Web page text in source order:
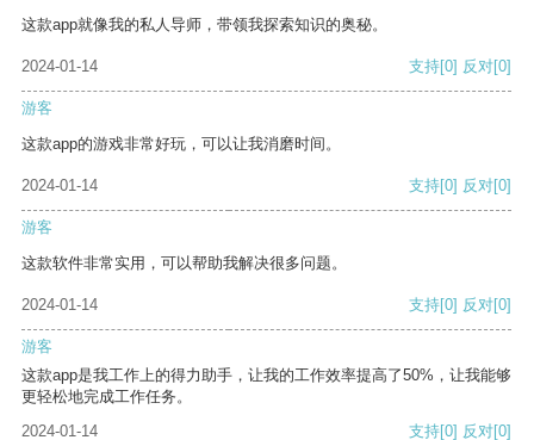
这款app就像我的私人导师，带领我探索知识的奥秘。
2024-01-14 支持[0] 反对[0]
游客
这款app的游戏非常好玩，可以让我消磨时间。
2024-01-14 支持[0] 反对[0]
游客
这款软件非常实用，可以帮助我解决很多问题。
2024-01-14 支持[0] 反对[0]
游客
这款app是我工作上的得力助手，让我的工作效率提高了50%，让我能够
更轻松地完成工作任务。
2024-01-14
支持[0] 反对[0]